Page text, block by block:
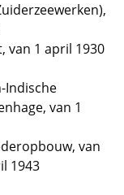
van 1 april 1930
Indische
van 1
van
1943